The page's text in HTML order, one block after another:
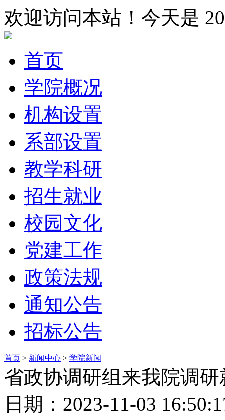
欢迎访问本站！今天是
首页
学院概况
机构设置
系部设置
教学科研
招生就业
校园文化
党建工作
政策法规
通知公告
招标公告
首页 > 新闻中心 > 学院新闻
省政协调研组来我院调
日期：2023-11-03